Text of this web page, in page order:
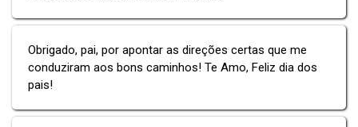
Obrigado, pai, por apontar as direções certas que me
conduziram aos bons caminhos! Te Amo, Feliz dia dos
pais!